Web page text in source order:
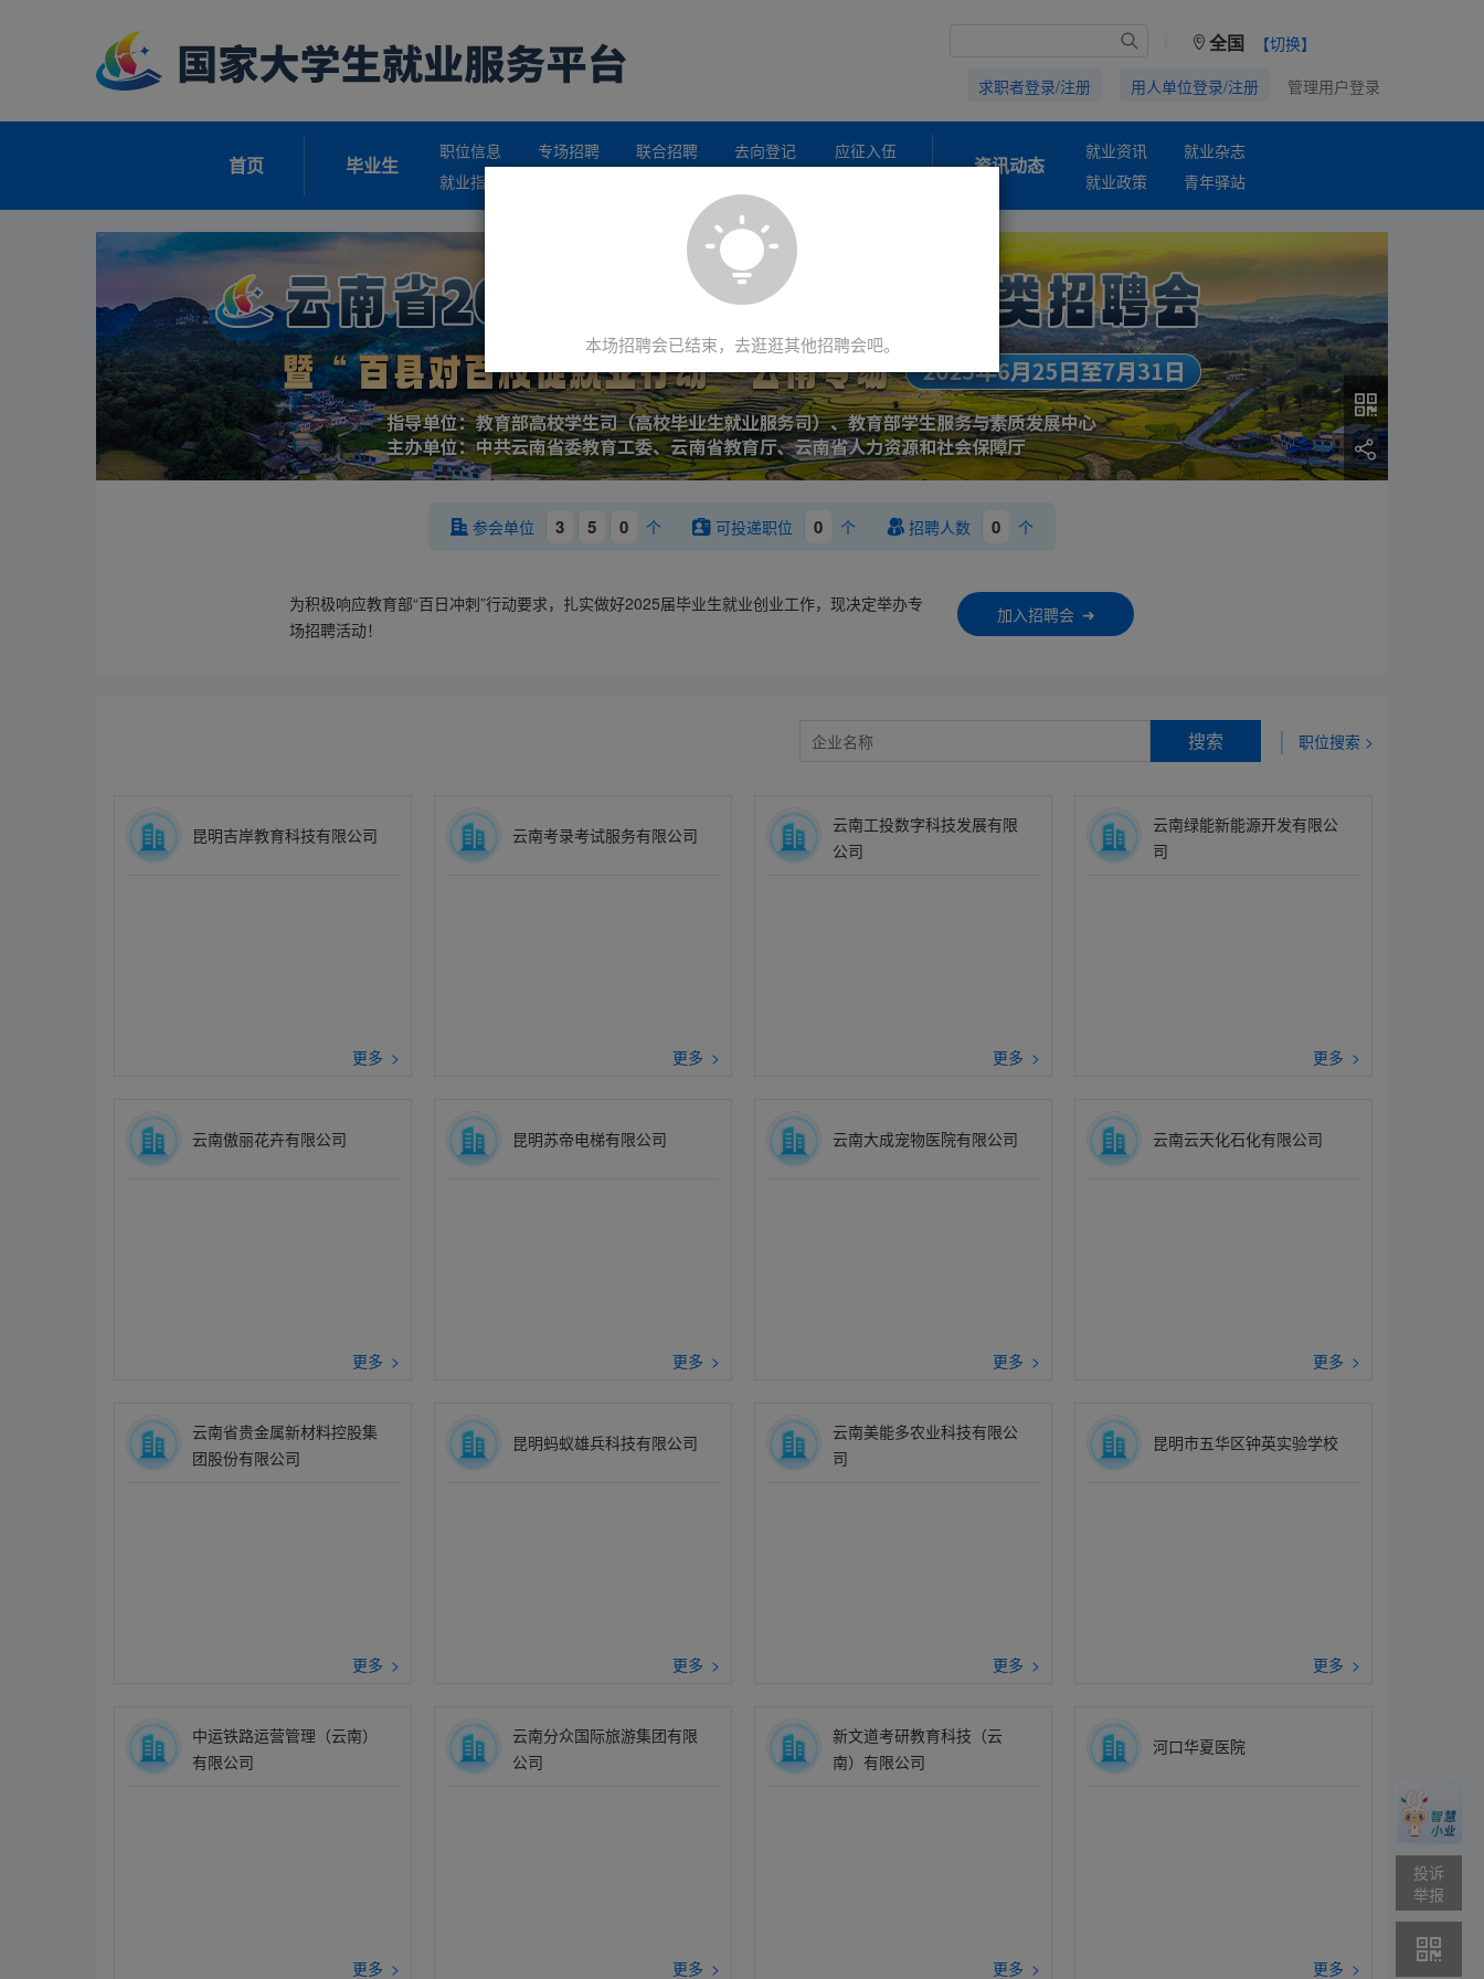
全国
【切换】
求职者登录/注册
用人单位登录/注册 管理用户登录
首页 毕业生
职位信息
就业指导
专场招聘
联合招聘
去向登记
应征入伍
资讯动态
就业资讯
就业政策
就业杂志
青年驿站
参会单位 3 5 0 个 可投递职位 0 个 招聘人数 0 个
为积极响应教育部“百日冲刺”行动要求，扎实做好2025届毕业生就业创业工作，现决定举办专
场招聘活动！
加入招聘会 ➜
搜索 | 职位搜索 >
昆明吉岸教育科技有限公司
更多 >
云南考录考试服务有限公司
更多 >
云南工投数字科技发展有限
公司
更多 >
云南绿能新能源开发有限公
司
更多 >
云南傲丽花卉有限公司
更多 >
昆明苏帝电梯有限公司
更多 >
云南大成宠物医院有限公司
更多 >
云南云天化石化有限公司
更多 >
云南省贵金属新材料控股集
团股份有限公司
更多 >
昆明蚂蚁雄兵科技有限公司
更多 >
云南美能多农业科技有限公
司
更多 >
昆明市五华区钟英实验学校
更多 >
中运铁路运营管理（云南）
有限公司
更多 >
云南分众国际旅游集团有限
公司
更多 >
新文道考研教育科技（云
南）有限公司
更多 >
河口华夏医院
更多 >
投诉
举报
本场招聘会已结束，去逛逛其他招聘会吧。